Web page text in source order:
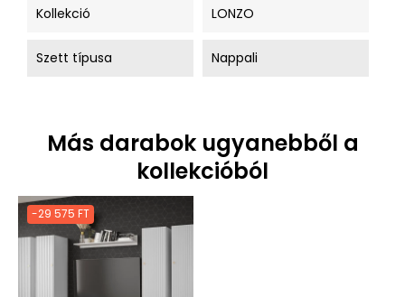
Kollekció LONZO
Szett típusa Nappali
Más darabok ugyanebből a
kollekcióból
-29 575 FT